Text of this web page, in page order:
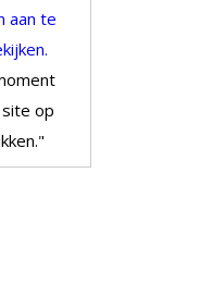
aan te
op